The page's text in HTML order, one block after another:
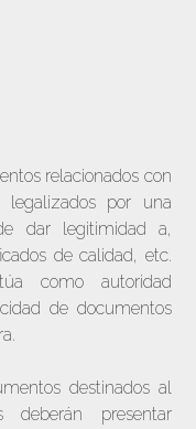
relacionados con
legalizados por una
dar legitimidad a,
de calidad, etc.
como autoridad
de documentos
destinados al
deberán presentar